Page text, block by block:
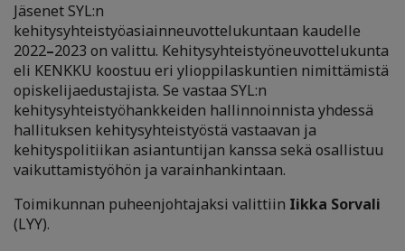
Jäsenet SYL:n
kehitysyhteistyöasiainneuvottelukuntaan kaudelle
2022–2023 on valittu. Kehitysyhteistyöneuvottelukunta
eli KENKKU koostuu eri ylioppilaskuntien nimittämistä
opiskelijaedustajista. Se vastaa SYL:n
kehitysyhteistyöhankkeiden hallinnoinnista yhdessä
hallituksen kehitysyhteistyöstä vastaavan ja
kehityspolitiikan asiantuntijan kanssa sekä osallistuu
vaikuttamistyöhön ja varainhankintaan.
Toimikunnan puheenjohtajaksi valittiin Iikka Sorvali
(LYY).